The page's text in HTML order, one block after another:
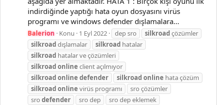
indirdiğinde yaptığı hata oyun dosyasını virüs
programı ve windows defender dışlamalara...
Balerion Konu 1 Eyl 2022 dep sro silkroadçözümler
silkroaddışlamalar silkroad hatalar
silkroad hatalar ve çözümleri
silkroadonline client açılmıyor
silkroadonline defender silkroadonline hata çözüm
silkroadonline virüs programı
sro çözümler
sro defender sro dep
sro dep eklemek